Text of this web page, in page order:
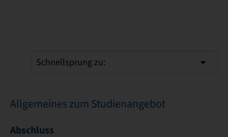
Schnellsprung zu:
Allgemeines zum Studienangebot
Abschluss